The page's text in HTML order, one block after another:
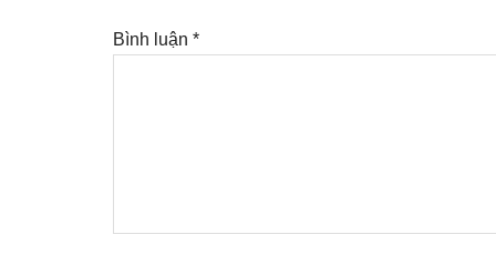
Bình luận *